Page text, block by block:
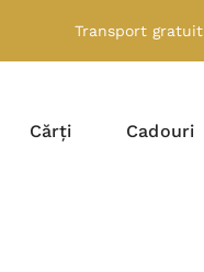
Transport
Cărți Cadouri